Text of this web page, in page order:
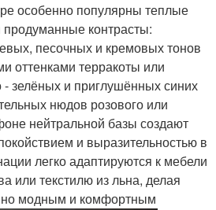
особенно популярны теплые
контрасты:
песочных и кремовых тонов
оттенками терракоты или
- зелёных и приглушённых синих
нюдов розового или
нейтральной базы создают
и выразительностью в
легко адаптируются к мебели
или текстилю из льна, делая
модным и комфортным